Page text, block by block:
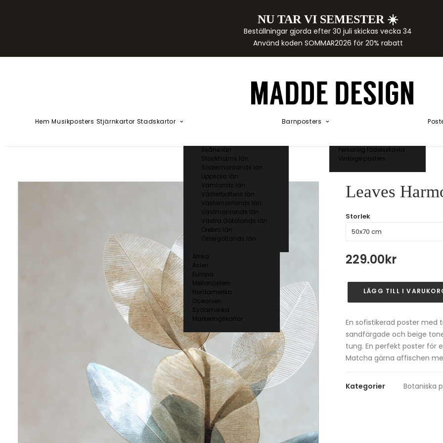
NU TAR VI SEMESTER ☀️
Beställningar gjorda efter 30 juli skickas vecka 34
Använd koden SOMMAR2026 för 20% rabatt
Hem Musikposters Stjärnkartor Stadskartor
Skåne län
Stockholms län
Södermanlands län
Uppsala län
Vämlands län
Västerbottens län
Västernorrlands län
Västmanlands län
Västra Götalands län
Örebro län
Östergötlands län
Afrika
Asien
Europa
Mellanöstern
Nordamerika
Oceanien
Sydamerika
Markeringskartor
Barnposters
Akvarellposters
Personlig födelsetavla
Vintage posters
Leaves
Storlek
229.00kr
Leaves
Harmony
#2
mängd
LÄGG TILL I
En sofistikerad poster med
sandfärgade och beige
tung. En perfekt poster för
Matcha gärna affischen
Kategorier Botaniska